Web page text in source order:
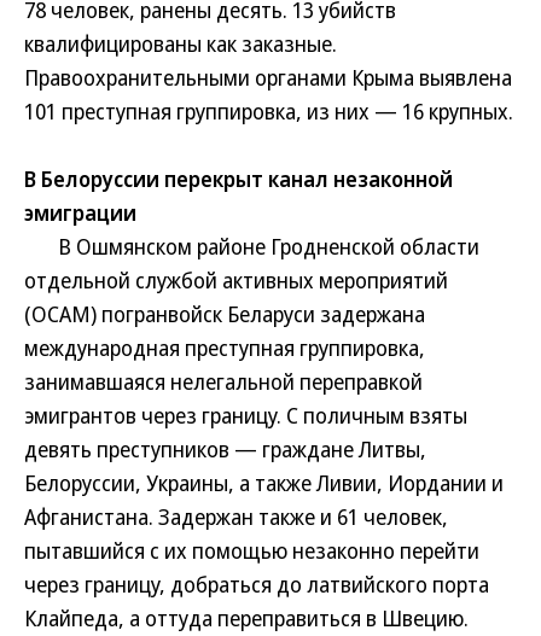
78 человек, ранены десять. 13 убийств
квалифицированы как заказные.
Правоохранительными органами Крыма выявлена
101 преступная группировка, из них — 16 крупных.
В Белоруссии перекрыт канал незаконной
эмиграции
В Ошмянском районе Гродненской области
отдельной службой активных мероприятий
(ОСАМ) погранвойск Беларуси задержана
международная преступная группировка,
занимавшаяся нелегальной переправкой
эмигрантов через границу. С поличным взяты
девять преступников — граждане Литвы,
Белоруссии, Украины, а также Ливии, Иордании и
Афганистана. Задержан также и 61 человек,
пытавшийся с их помощью незаконно перейти
через границу, добраться до латвийского порта
Клайпеда, а оттуда переправиться в Швецию.